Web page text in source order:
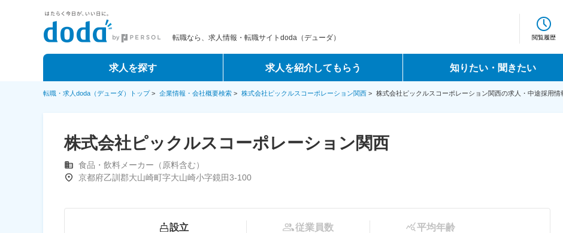
転職なら、求人情報・転職サイトdoda（デューダ） 閲覧履歴
求人を探す 求人を紹介してもらう 知りたい・聞きたい
転職・求人doda（デューダ）トップ> 企業情報・会社概要検索 > 株式会社ピックルスコーポレーション関西 > 株式会社ピックルスコーポレーション関西の求人・中途採用情
株式会社ピックルスコーポレーション関西
食品・飲料メーカー（原料含む）
京都府乙訓郡大山崎町字大山崎小字鏡田3-100
設立 従業員数 平均年齢